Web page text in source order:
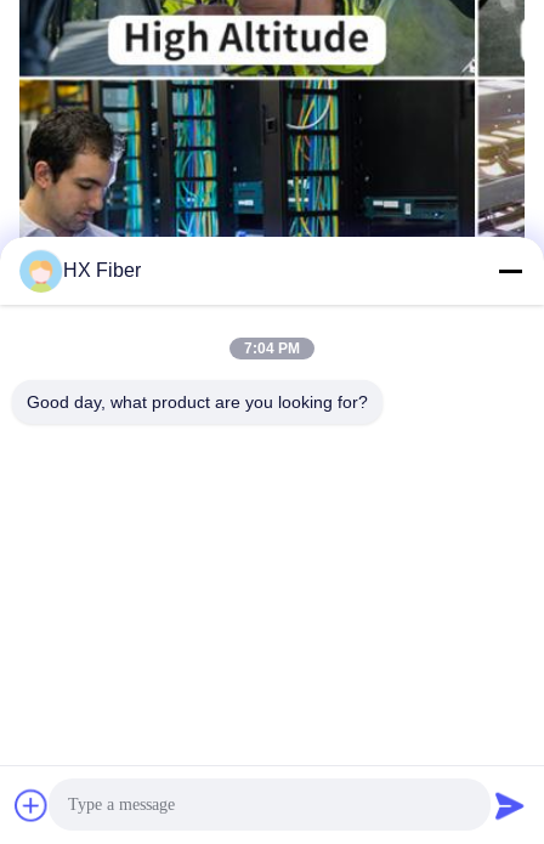
ΣΧΕΔΙΑΣΜΟΣ ΠΡΟΪΟΝΤΟΣ
HX Fiber
7:04 PM
Good day, what product are you looking for?